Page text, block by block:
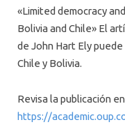
«Limited democracy
Bolivia and Chile» El
de John Hart Ely
Chile y Bolivia.
Revisa la publicación
https://